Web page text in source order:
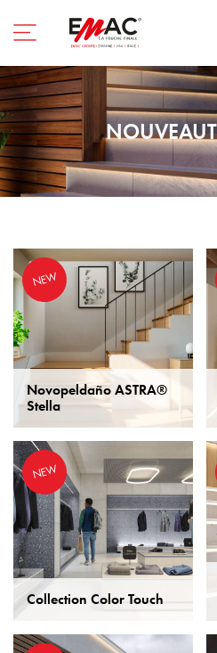
Novopeldaño ASTRA®
Stella
NEW
Collection Color Touch
NEW